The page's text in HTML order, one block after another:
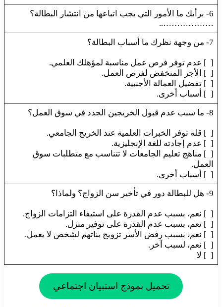
6- برأيك ما الأمور التي يجب اتباعها من انتشار البطالة؟
………………..
7- من وجهة نظرك ما أسباب البطالة؟
[ ] عدم توفر فرص عمل مناسبة لمؤهلك العلمي.
[ ] الأجر المنخفض لفرص العمل.
[ ] تفضيل العمالة الأجنبية.
[ ] أسباب أخرى.
8- ما سبب عدم قبول الخريجين الجدد في سوق العمل؟
[ ] قلة توفر الخبرات العلمية عند الخريج الجامعي.
[ ] عدم إجادته للغة الإنجليزية.
[ ] مناهج تعليم الجامعات لا تتناسب مع متطلبات سوق
العمل.
[ ] أسباب أخرى.
9- هل للبطالة دور في تأخير سن الزواج؟ ولماذا؟
[ ] نعم، بسبب عدم القدرة على استيفاء التزامات الزواج.
[ ] نعم، بسبب عدم القدرة على توفير منزل.
[ ] نعم، بسبب رفض الأسر تزويج بناتهم لشخص لا يعمل.
[ ] نعم، لسبب آخر.
[ ] لا
تحميل نموذج استبيان اجتماعي